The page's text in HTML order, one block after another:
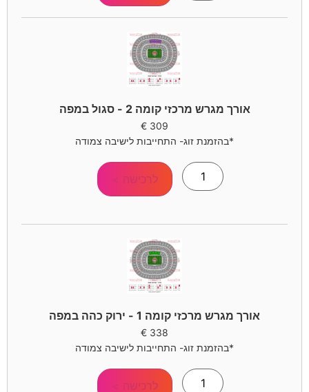
אורך מגרש מרכזי קומה 2 - סגול במפה
309
€
*בהזמנת זוג- התחייבות לישיבה צמודה
לרכישה >
אורך מגרש מרכזי קומה 1 - ירוק כהה במפה
338
€
*בהזמנת זוג- התחייבות לישיבה צמודה
לרכישה >